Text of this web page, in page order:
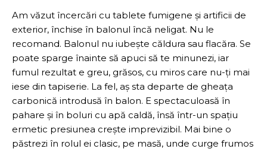
Am văzut încercări cu tablete fumigene și artificii de
exterior, închise în balonul încă neligat. Nu le
recomand. Balonul nu iubește căldura sau flacăra. Se
poate sparge înainte să apuci să te minunezi, iar
fumul rezultat e greu, grăsos, cu miros care nu-ți mai
iese din tapiserie. La fel, aș sta departe de gheața
carbonică introdusă în balon. E spectaculoasă în
pahare și în boluri cu apă caldă, însă într-un spațiu
ermetic presiunea crește imprevizibil. Mai bine o
păstrezi în rolul ei clasic, pe masă, unde curge frumos